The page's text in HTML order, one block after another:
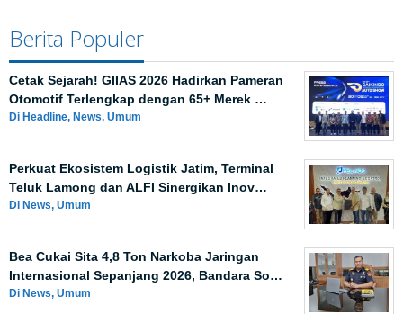
Berita Populer
Cetak Sejarah! GIIAS 2026 Hadirkan Pameran
Otomotif Terlengkap dengan 65+ Merek …
Di Headline, News, Umum
Perkuat Ekosistem Logistik Jatim, Terminal
Teluk Lamong dan ALFI Sinergikan Inov…
Di News, Umum
Bea Cukai Sita 4,8 Ton Narkoba Jaringan
Internasional Sepanjang 2026, Bandara So…
Di News, Umum